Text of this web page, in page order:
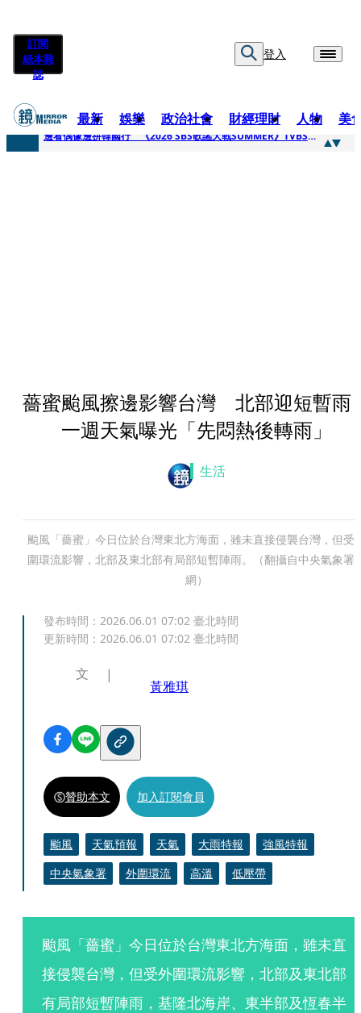
訂閱
紙本雜
誌
登入
最新 娛樂 政治社會 財經理財 人物 美
快訊
邊看偶像邊拚韓國行 《2026 SBS歌謠大戰SUMMER》TVBS直播祭追星福利
薔蜜颱風擦邊影響台灣 北部迎短暫雨
一週天氣曝光「先悶熱後轉雨」
生活
颱風「薔蜜」今日位於台灣東北方海面，雖未直接侵襲台灣，但受
圍環流影響，北部及東北部有局部短暫陣雨。（翻攝自中央氣象署
網）
發布時間： 2026.06.01 07:02 臺北時間
更新時間： 2026.06.01 07:02 臺北時間
文
黃雅琪
贊助本文 加入訂閱會員
颱風 天氣預報 天氣 大雨特報
強風特報
中央氣象署
外圍環流 高溫 低壓帶
颱風「薔蜜」今日位於台灣東北方海面，雖未直
接侵襲台灣，但受外圍環流影響，北部及東北部
有局部短暫陣雨，基隆北海岸、東半部及恆春半